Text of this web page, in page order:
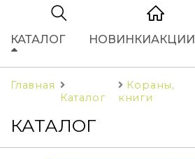
КАТАЛОГ НОВИНКИАКЦИИ
Главная
Каталог
Кораны,
книги
КАТАЛОГ